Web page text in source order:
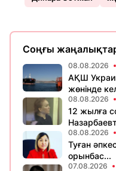
Соңғы
08.08.2026
АҚШ
жөнінде
08.08.2026
12 жылға
08.08.2026
Туған
орынбас...
07.08.2026